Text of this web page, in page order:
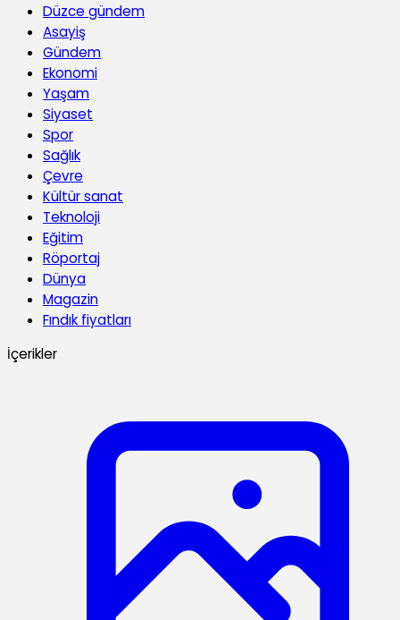
Düzce gündem
Asayiş
Gündem
Ekonomi
Yaşam
Siyaset
Spor
Sağlık
Çevre
Kültür sanat
Teknoloji
Eğitim
Röportaj
Dünya
Magazin
Fındık fiyatları
İçerikler